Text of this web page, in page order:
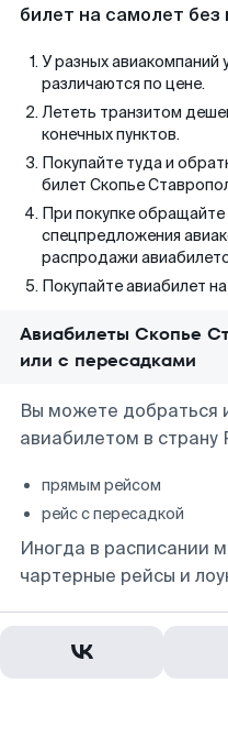
билет на самолет без
У разных авиакомпаний
различаются по цене.
Лететь транзитом
конечных пунктов.
Покупайте туда и
билет Скопье
При покупке
спецпредложения
распродажи
Покупайте авиабилет
Авиабилеты Скопье
или с пересадками
Вы можете добраться
авиабилетом в страну
прямым рейсом
рейс с пересадкой
Иногда в расписании
чартерные рейсы и